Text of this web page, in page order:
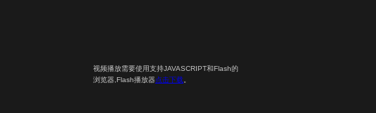
视频播放需要使用支持JAVASCRIPT和Flash的
浏览器,Flash播放器点击下载